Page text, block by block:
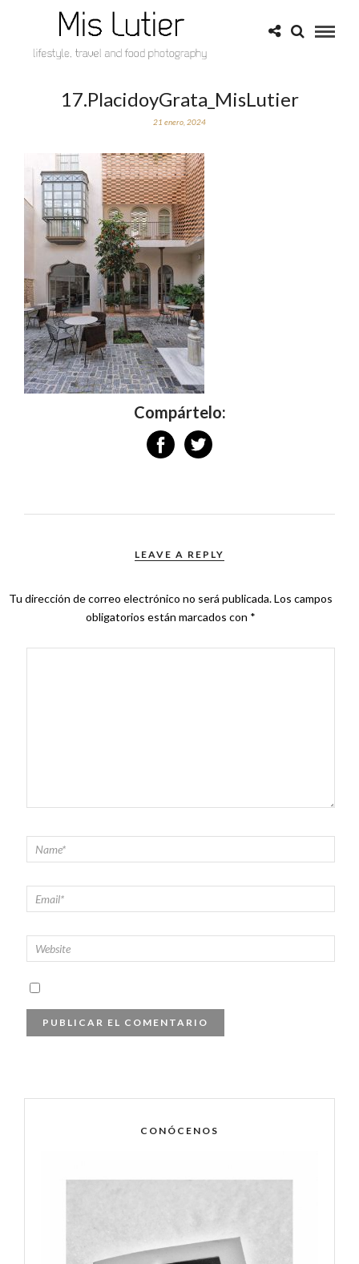
17.PlacidoyGrata_MisLutier
21 enero, 2024
Compártelo:
LEAVE A REPLY
Tu dirección de correo electrónico no será publicada.Los campos
obligatorios están marcados con *
CONÓCENOS